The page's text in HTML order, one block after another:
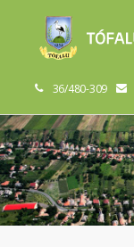
36/480-309